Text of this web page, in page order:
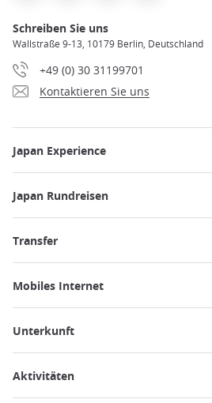
Schreiben Sie uns
Wallstraße 9-13, 10179 Berlin, Deutschland
+49 (0) 30 31199701
Kontaktieren Sie uns
Japan Experience
Japan Rundreisen
Transfer
Mobiles Internet
Unterkunft
Aktivitäten